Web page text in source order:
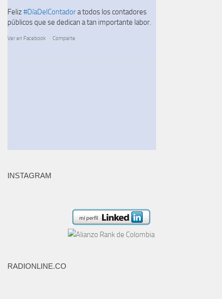
Feliz#DíaDelContadora todos los contadores
públicos que se dedican a tan importante labor.
Ver en Facebook · Comparte
INSTAGRAM
RADIONLINE.CO